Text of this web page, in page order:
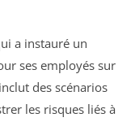
a instauré un
ses employés sur
des scénarios
les risques liés à